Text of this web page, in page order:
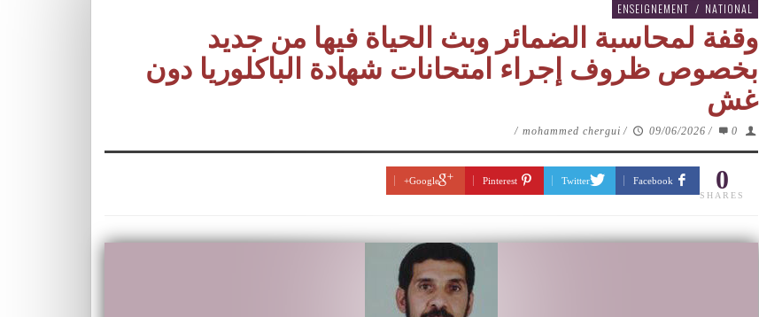
ENSEIGNEMENT / NATIONAL
وقفة لمحاسبة الضمائر وبث الحياة فيها من جديد
بخصوص ظروف إجراء امتحانات شهادة الباكلوريا دون
غش
mohammed chergui / 09/06/2026 / 0
/
0
SHARES
Facebook
Twitter
Pinterest
Google+